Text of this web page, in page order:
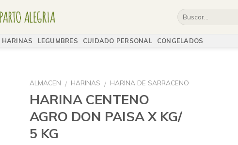
HARINAS LEGUMBRES CUIDADO PERSONAL CONGELADOS
ALMACEN / HARINAS / HARINA DE SARRACENO
HARINA CENTENO
AGRO DON PAISA X KG/
5 KG